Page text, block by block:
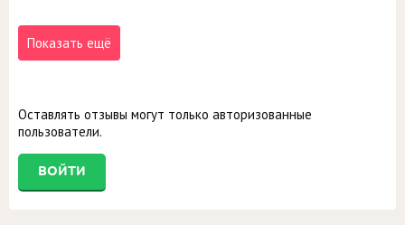
Показать ещё
Оставлять отзывы могут только авторизованные
пользователи.
ВОЙТИ